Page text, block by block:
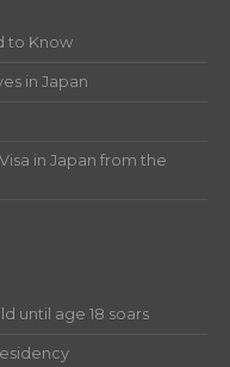
to Know
in Japan
in Japan from the
until age 18 soars